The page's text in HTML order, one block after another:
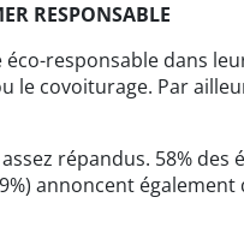
RESPONSABLE
responsable dans
covoiturage. Par
répandus. 58% des
annoncent également